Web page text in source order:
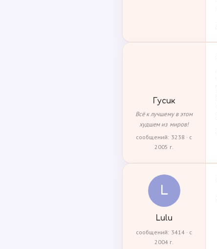
Гусик
Всё к лучшему в этом
худшем из миров!
сообщений: 3238 · с
2005 г.
L
Lulu
сообщений: 3414 · с
2004 г.